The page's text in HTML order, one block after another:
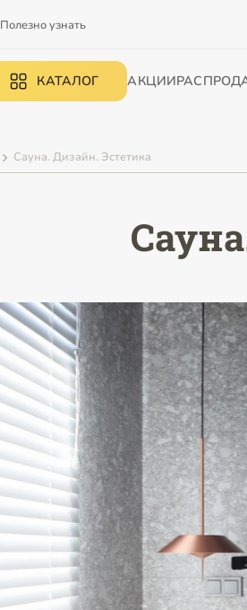
Полезно узнать
КАТАЛОГ АКЦИИ
Сауна. Дизайн. Эстетика